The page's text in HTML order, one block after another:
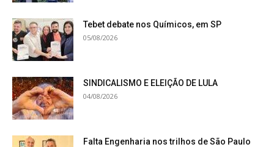
Tebet debate nos Químicos, em SP
05/08/2026
SINDICALISMO E ELEIÇÃO DE LULA
04/08/2026
Falta Engenharia nos trilhos de São Paulo